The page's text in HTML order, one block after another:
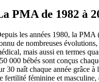
PMA de 1982 à
les années 1980, la PMA
de nombreuses
mais aussi en termes
000 bébés sont conçus
30 naît chaque année grâce
fertilité féminine et masculine,